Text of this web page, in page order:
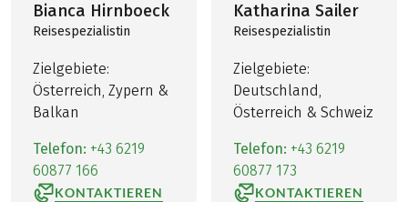
Bianca Hirnboeck
Reisespezialistin
Zielgebiete:
Österreich, Zypern &
Balkan
Telefon: +43 6219
60877 166
KONTAKTIEREN
Katharina Sailer
Reisespezialistin
Zielgebiete:
Deutschland,
Österreich & Schweiz
Telefon: +43 6219
60877 173
KONTAKTIEREN